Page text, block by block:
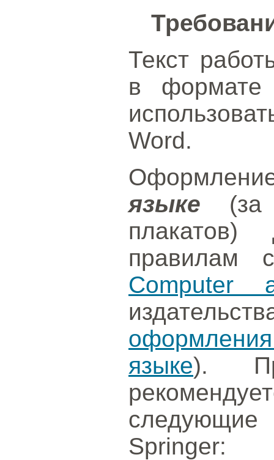
Текст
в формате
Word.
языке (за
плакатов)
правилам
Computer
языке).
следующие
Springer: